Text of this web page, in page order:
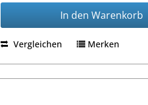
In den Warenkorb
Vergleichen Merken